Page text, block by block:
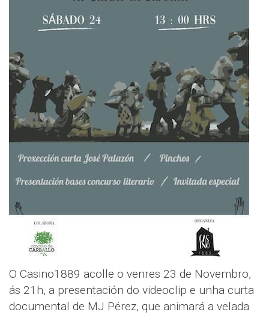
O Casino1889 acolle o venres 23 de Novembro,
ás 21h, a presentación do videoclip e unha curta
documental de MJ Pérez, que animará a velada